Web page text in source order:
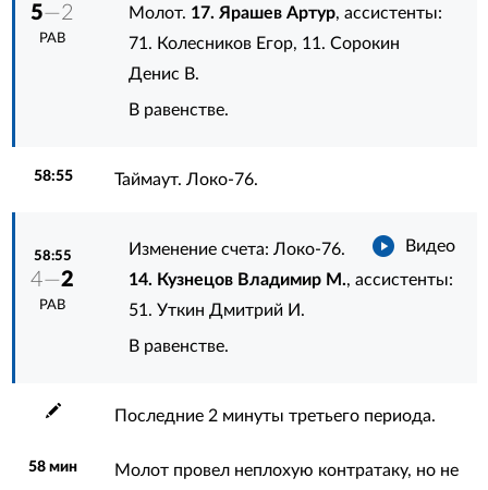
5—2
РАВ
Молот. 17. Ярашев Артур, ассистенты:
71. Колесников Егор, 11. Сорокин
Денис В.
В равенстве.
58:55 Таймаут. Локо-76.
58:55
4—2
РАВ
Видео
Изменение счета: Локо-76.
14. Кузнецов Владимир М., ассистенты:
51. Уткин Дмитрий И.
В равенстве.
Последние 2 минуты третьего периода.
58 мин
Молот провел неплохую контратаку, но не